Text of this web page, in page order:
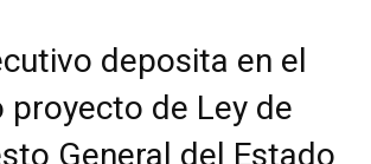
deposita en el
proyecto de Ley de
General del Estado